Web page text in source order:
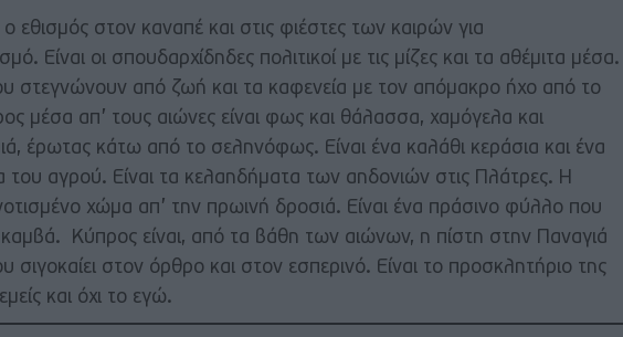
εθισμός στον καναπέ και στις φιέστες των καιρών για
Είναι οι σπουδαρχίδηδες πολιτικοί με τις μίζες και τα αθέμιτα μέσα.
στεγνώνουν από ζωή και τα καφενεία με τον απόμακρο ήχο από το
μέσα απ’ τους αιώνες είναι φως και θάλασσα, χαμόγελα και
έρωτας κάτω από το σεληνόφως. Είναι ένα καλάθι κεράσια και ένα
του αγρού. Είναι τα κελαηδήματα των αηδονιών στις Πλάτρες. Η
χώμα απ’ την πρωινή δροσιά. Είναι ένα πράσινο φύλλο που
καμβά. Κύπρος είναι, από τα βάθη των αιώνων, η πίστη στην Παναγιά
σιγοκαίει στον όρθρο και στον εσπερινό. Είναι το προσκλητήριο της
και όχι το εγώ.